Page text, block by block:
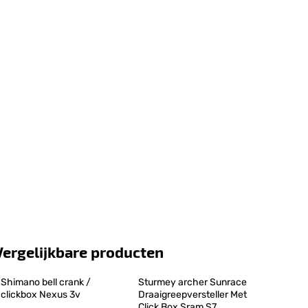
producten
Shimano bell crank /
clickbox Nexus 3v
Sturmey archer Sunrace
Draaigreepversteller Met